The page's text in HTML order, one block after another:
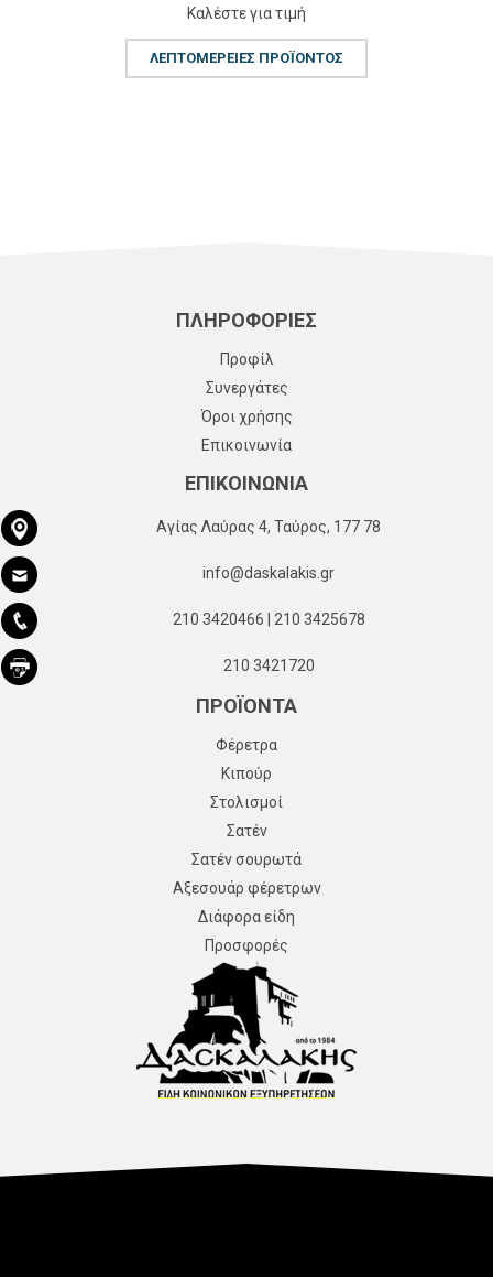
Καλέστε για τιμή
ΛΕΠΤΟΜΈΡΕΙΕΣ ΠΡΟΪΌΝΤΟΣ
ΠΛΗΡΟΦΟΡΙΕΣ
Προφίλ
Συνεργάτες
Όροι χρήσης
Επικοινωνία
ΕΠΙΚΟΙΝΩΝΙΑ
Αγίας Λαύρας 4, Ταύρος, 177 78
info@daskalakis.gr
210 3420466 | 210 3425678
210 3421720
ΠΡΟΪΟΝΤΑ
Φέρετρα
Κιπούρ
Στολισμοί
Σατέν
Σατέν σουρωτά
Αξεσουάρ φέρετρων
Διάφορα είδη
Προσφορές